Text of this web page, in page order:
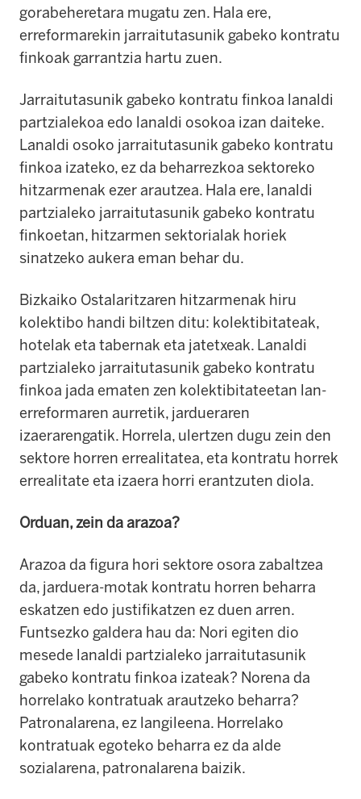
gorabeheretara mugatu zen. Hala ere,
erreformarekin jarraitutasunik gabeko kontratu
finkoak garrantzia hartu zuen.
Jarraitutasunik gabeko kontratu finkoa lanaldi
partzialekoa edo lanaldi osokoa izan daiteke.
Lanaldi osoko jarraitutasunik gabeko kontratu
finkoa izateko, ez da beharrezkoa sektoreko
hitzarmenak ezer arautzea. Hala ere, lanaldi
partzialeko jarraitutasunik gabeko kontratu
finkoetan, hitzarmen sektorialak horiek
sinatzeko aukera eman behar du.
Bizkaiko Ostalaritzaren hitzarmenak hiru
kolektibo handi biltzen ditu: kolektibitateak,
hotelak eta tabernak eta jatetxeak. Lanaldi
partzialeko jarraitutasunik gabeko kontratu
finkoa jada ematen zen kolektibitateetan lan-
erreformaren aurretik, jardueraren
izaerarengatik. Horrela, ulertzen dugu zein den
sektore horren errealitatea, eta kontratu horrek
errealitate eta izaera horri erantzuten diola.
Orduan, zein da arazoa?
Arazoa da figura hori sektore osora zabaltzea
da, jarduera-motak kontratu horren beharra
eskatzen edo justifikatzen ez duen arren.
Funtsezko galdera hau da: Nori egiten dio
mesede lanaldi partzialeko jarraitutasunik
gabeko kontratu finkoa izateak? Norena da
horrelako kontratuak arautzeko beharra?
Patronalarena, ez langileena. Horrelako
kontratuak egoteko beharra ez da alde
sozialarena, patronalarena baizik.